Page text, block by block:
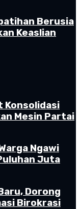
Berusia
Keaslian
Konsolidasi
Mesin Partai
Ngawi
Juta
Dorong
Birokrasi